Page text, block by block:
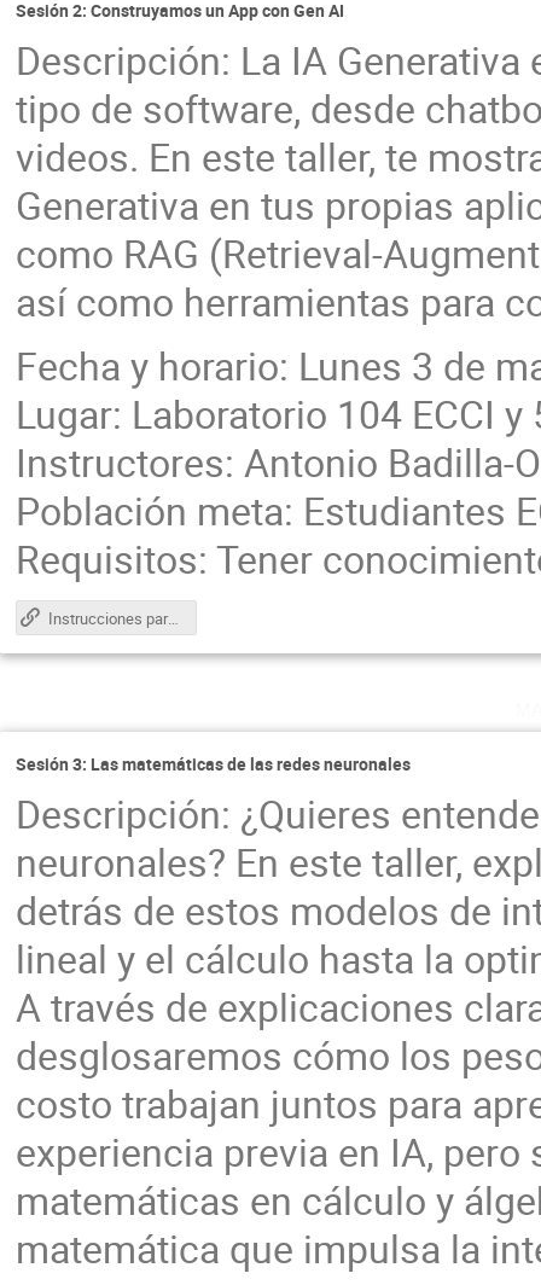
Sesión 2: Construyamos un App con Gen AI
Descripción: La IA
tipo de software, desde
videos. En este taller, te
Generativa en tus propias
como RAG (Retrieval-
así como herramientas para
Fecha y horario: Lunes 3 de
Lugar: Laboratorio 104 ECCI y
Instructores: Antonio Badilla-
Población meta: Estudiantes
Requisitos: Tener
Instrucciones para configuración del entorno
Sesión 3: Las matemáticas de las redes neuronales
Descripción: ¿Quieres
neuronales? En este taller,
detrás de estos modelos de
lineal y el cálculo hasta la
A través de explicaciones
desglosaremos cómo los
costo trabajan juntos para
experiencia previa en IA,
matemáticas en cálculo y
matemática que impulsa la